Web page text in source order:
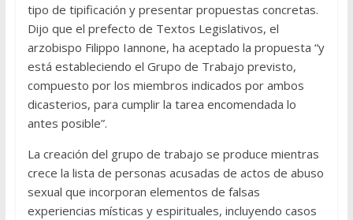
tipo de tipificación y presentar propuestas concretas.
Dijo que el prefecto de Textos Legislativos, el
arzobispo Filippo Iannone, ha aceptado la propuesta “y
está estableciendo el Grupo de Trabajo previsto,
compuesto por los miembros indicados por ambos
dicasterios, para cumplir la tarea encomendada lo
antes posible”.
La creación del grupo de trabajo se produce mientras
crece la lista de personas acusadas de actos de abuso
sexual que incorporan elementos de falsas
experiencias místicas y espirituales, incluyendo casos